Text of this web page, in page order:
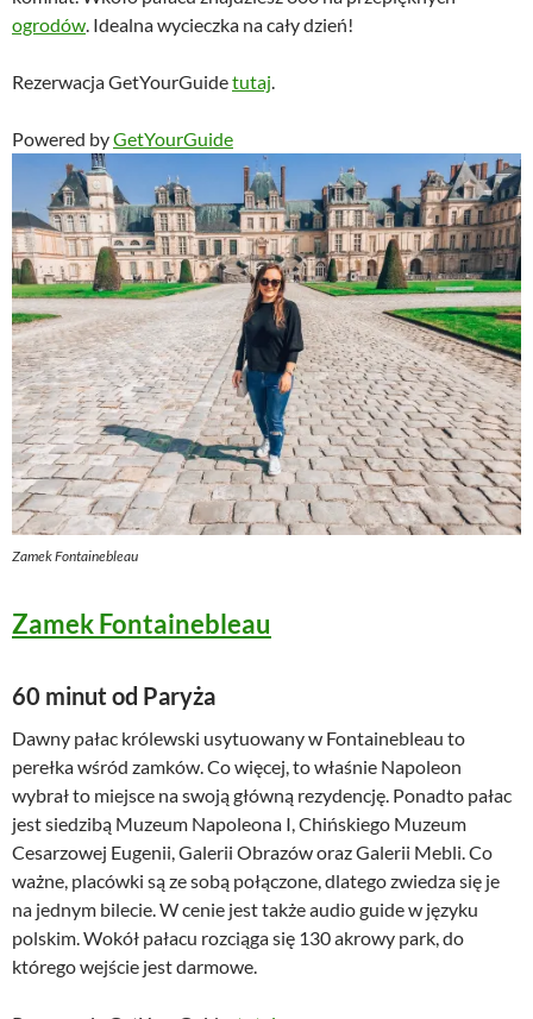
ogrodów. Idealna wycieczka na cały dzień!
Rezerwacja GetYourGuidetutaj.
Powered byGetYourGuide
Zamek Fontainebleau
Zamek Fontainebleau
60 minut od Paryża
Dawny pałac królewski usytuowany w Fontainebleau to
perełka wśród zamków. Co więcej, to właśnie Napoleon
wybrał to miejsce na swoją główną rezydencję. Ponadto pałac
jest siedzibą Muzeum Napoleona I, Chińskiego Muzeum
Cesarzowej Eugenii, Galerii Obrazów oraz Galerii Mebli. Co
ważne, placówki są ze sobą połączone, dlatego zwiedza się je
na jednym bilecie. W cenie jest także audio guide w języku
polskim. Wokół pałacu rozciąga się 130 akrowy park, do
którego wejście jest darmowe.